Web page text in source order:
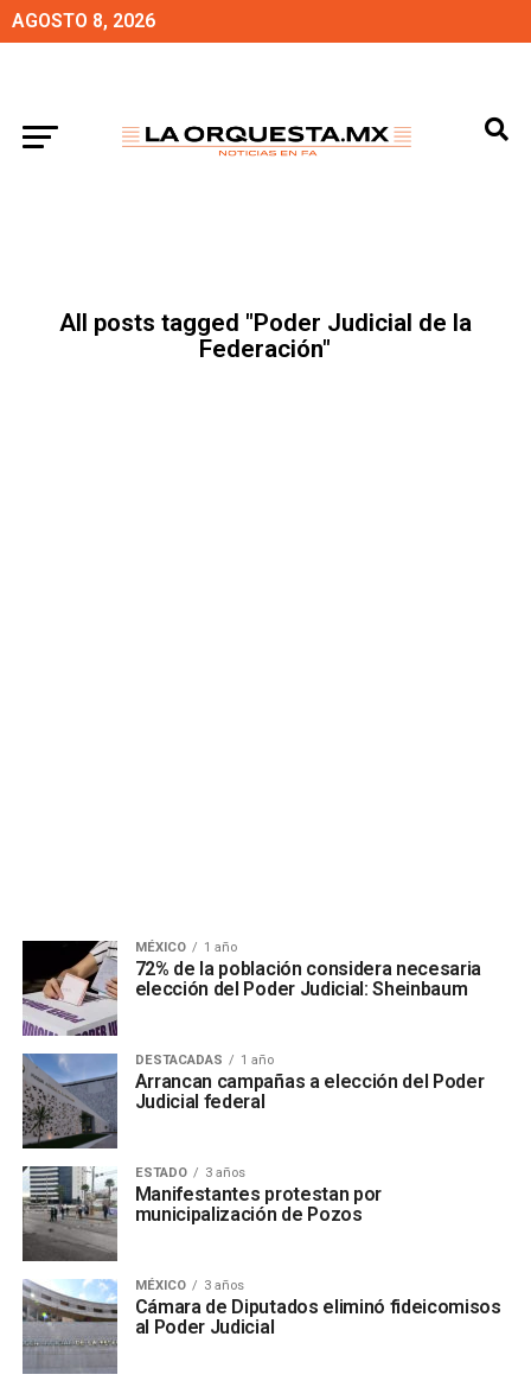
AGOSTO 8, 2026
All posts tagged "Poder Judicial de la
Federación"
MÉXICO 1 año
72% de la población considera necesaria
elección del Poder Judicial: Sheinbaum
DESTACADAS 1 año
Arrancan campañas a elección del Poder
Judicial federal
ESTADO 3 años
Manifestantes protestan por
municipalización de Pozos
MÉXICO 3 años
Cámara de Diputados eliminó fideicomisos
al Poder Judicial